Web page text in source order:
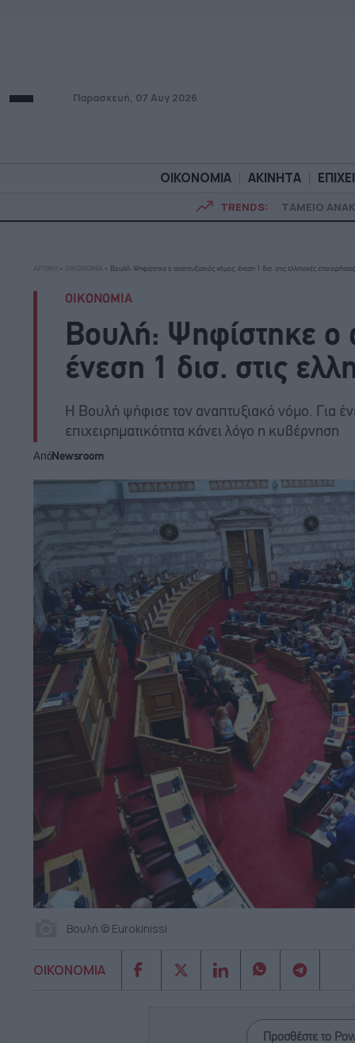
Παρασκευή, 07 Αυγ 2026
ΟΙΚΟΝΟΜΙΑ ΑΚΙΝΗΤΑ
TRENDS: ΤΑΜΕΙΟ
ΟΙΚΟΝΟΜΙΑ ΑΚΙΝΗΤΑ
ΑΡΧΙΚΗ » ΟΙΚΟΝΟΜΙΑ » Βουλή: Ψηφίστηκε ο αναπτυξιακός νόμος, ένεση 1 δισ. στις ελληνικές επιχειρήσεις
ΟΙΚΟΝΟΜΙΑ
Βουλή: Ψηφίστηκε ο
ένεση 1 δισ. στις
Η Βουλή ψήφισε τον αναπτυξιακό νόμο. Για
επιχειρηματικότητα κάνει λόγο η κυβέρνηση
ΑπόNewsroom
Βουλή © Eurokinissi
ΟΙΚΟΝΟΜΙΑ
Προσθέστε το